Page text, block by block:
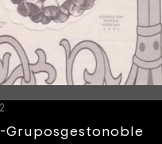
Gruposgestonoble